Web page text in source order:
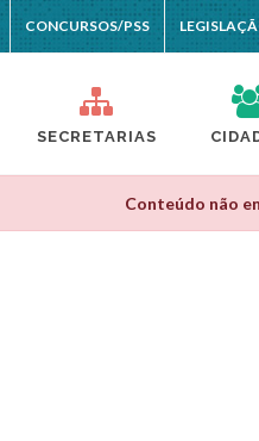
CONCURSOS/PSS
SECRETARIAS
Conteúdo não